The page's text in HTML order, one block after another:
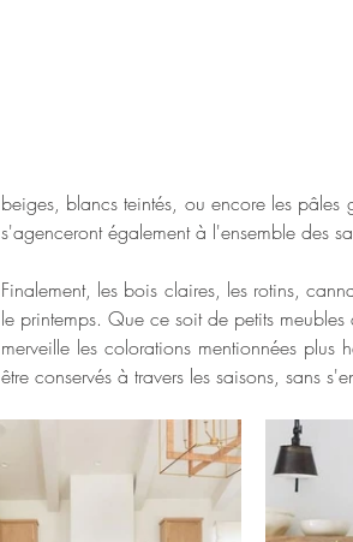
beiges, blancs teintés, ou encore les pâles
s'agenceront également à l'ensemble des
Finalement, les bois claires, les rotins,
le printemps. Que ce soit de petits
merveille les colorations mentionnées plus
être conservés à travers les saisons, sans